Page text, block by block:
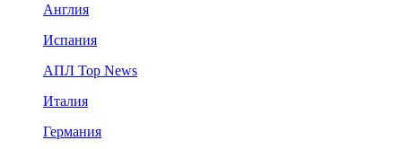
Англия
Испания
АПЛ Top News
Италия
Германия